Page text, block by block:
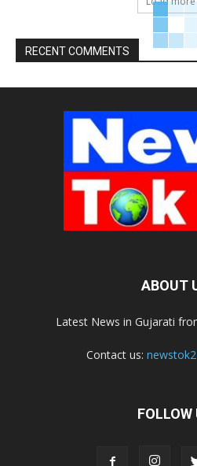
RECENT COMMENTS
ABOUT
Latest News in Gujarati
Contact us:
FOLLOW